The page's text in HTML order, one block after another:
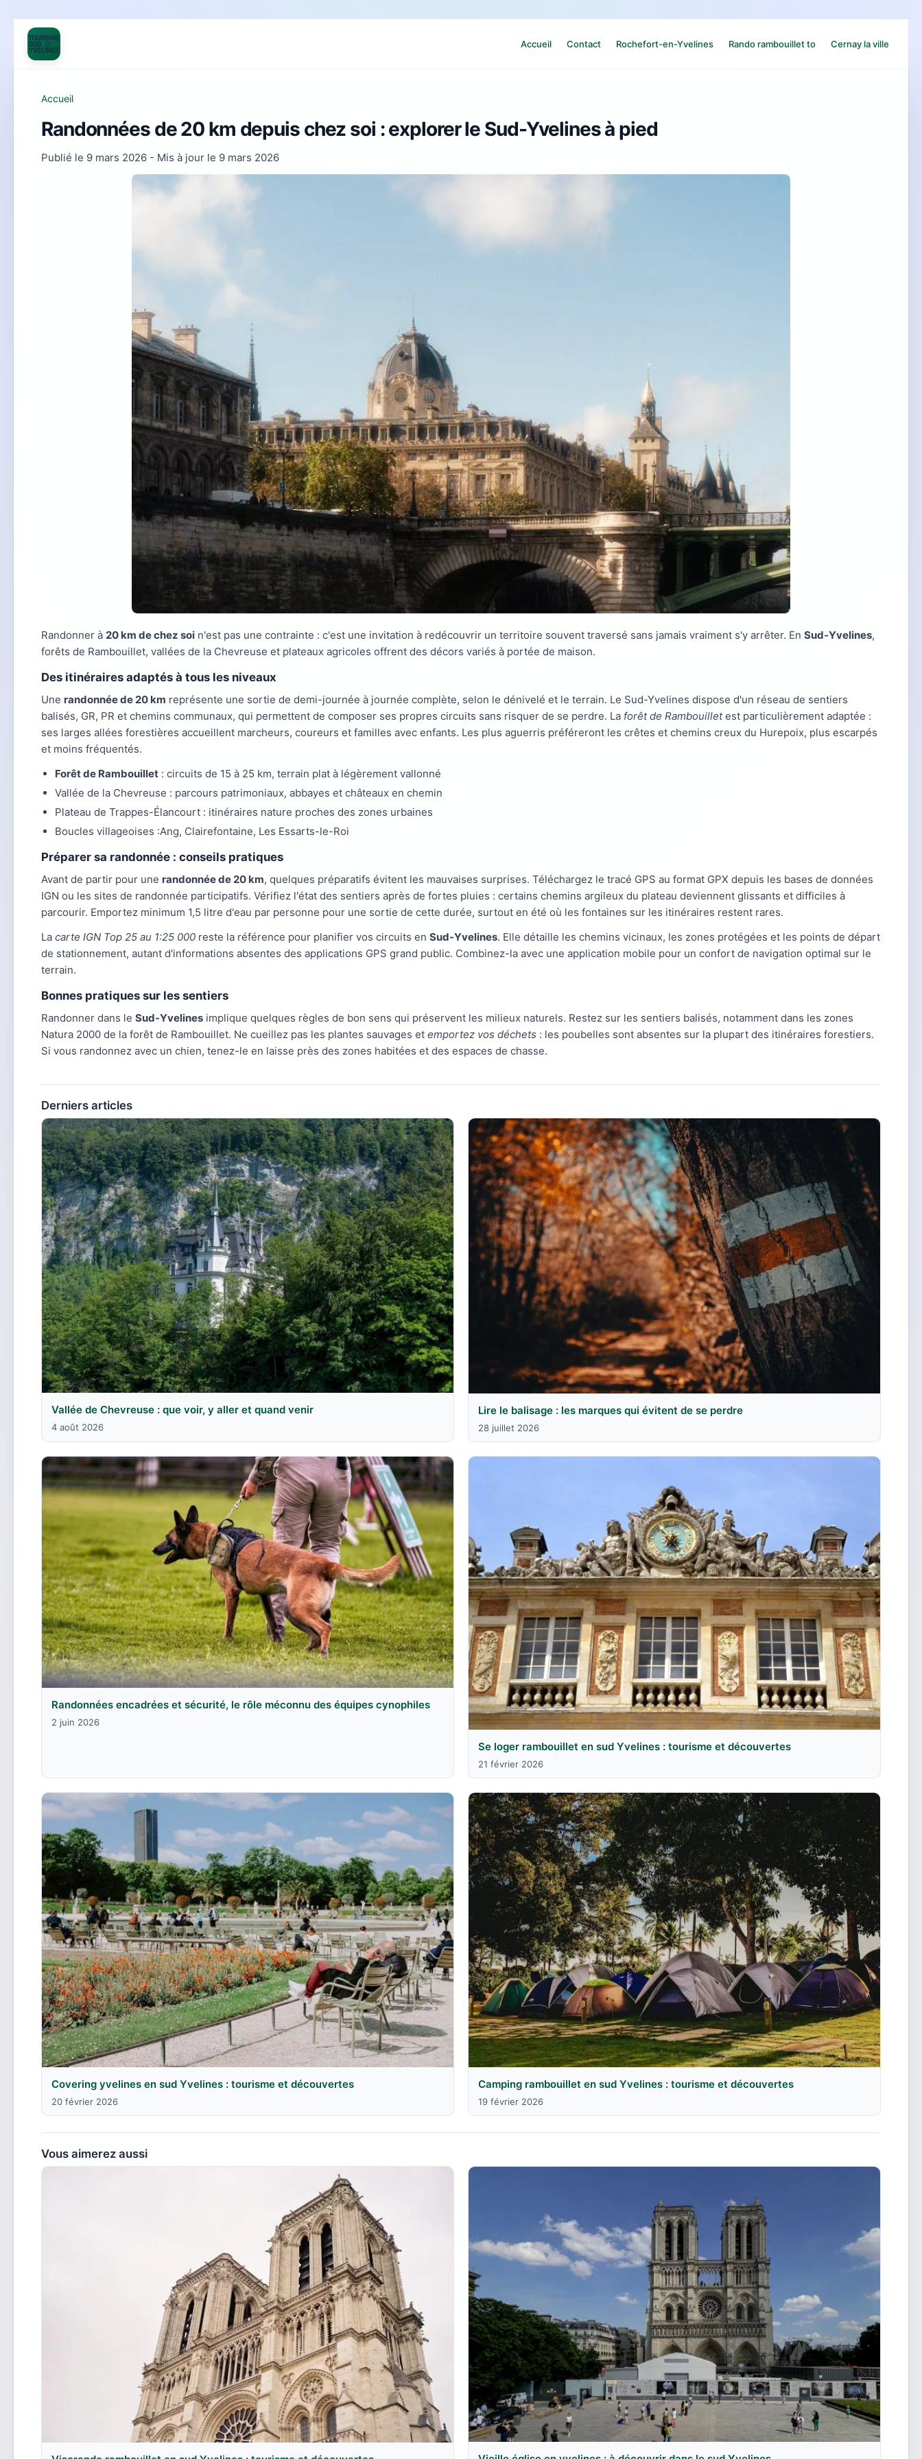
Accueil Contact Rochefort-en-Yvelines Rando rambouillet to Cernay la ville
Accueil
Randonnées de 20 km depuis chez soi : explorer le Sud-Yvelines à pied
Publié le 9 mars 2026 - Mis à jour le 9 mars 2026
Randonner à 20 km de chez soi n'est pas une contrainte : c'est une invitation à redécouvrir un territoire souvent traversé sans jamais vraiment s'y arrêter. En Sud-Yvelines,
forêts de Rambouillet, vallées de la Chevreuse et plateaux agricoles offrent des décors variés à portée de maison.
Des itinéraires adaptés à tous les niveaux
Une randonnée de 20 km représente une sortie de demi-journée à journée complète, selon le dénivelé et le terrain. Le Sud-Yvelines dispose d'un réseau de sentiers
balisés, GR, PR et chemins communaux, qui permettent de composer ses propres circuits sans risquer de se perdre. La forêt de Rambouilletest particulièrement adaptée :
ses larges allées forestières accueillent marcheurs, coureurs et familles avec enfants. Les plus aguerris préféreront les crêtes et chemins creux du Hurepoix, plus escarpés
et moins fréquentés.
Forêt de Rambouillet : circuits de 15 à 25 km, terrain plat à légèrement vallonné
Vallée de la Chevreuse : parcours patrimoniaux, abbayes et châteaux en chemin
Plateau de Trappes-Élancourt : itinéraires nature proches des zones urbaines
Boucles villageoises :Ang, Clairefontaine, Les Essarts-le-Roi
Préparer sa randonnée : conseils pratiques
Avant de partir pour une randonnée de 20 km, quelques préparatifs évitent les mauvaises surprises. Téléchargez le tracé GPS au format GPX depuis les bases de données
IGN ou les sites de randonnée participatifs. Vérifiez l'état des sentiers après de fortes pluies : certains chemins argileux du plateau deviennent glissants et difficiles à
parcourir. Emportez minimum 1,5 litre d'eau par personne pour une sortie de cette durée, surtout en été où les fontaines sur les itinéraires restent rares.
La carte IGN Top 25 au 1:25 000 reste la référence pour planifier vos circuits en Sud-Yvelines. Elle détaille les chemins vicinaux, les zones protégées et les points de départ
de stationnement, autant d'informations absentes des applications GPS grand public. Combinez-la avec une application mobile pour un confort de navigation optimal sur le
terrain.
Bonnes pratiques sur les sentiers
Randonner dans le Sud-Yvelines implique quelques règles de bon sens qui préservent les milieux naturels. Restez sur les sentiers balisés, notamment dans les zones
Natura 2000 de la forêt de Rambouillet. Ne cueillez pas les plantes sauvages et emportez vos déchets : les poubelles sont absentes sur la plupart des itinéraires forestiers.
Si vous randonnez avec un chien, tenez-le en laisse près des zones habitées et des espaces de chasse.
Derniers articles
Vallée de Chevreuse : que voir, y aller et quand venir
4 août 2026
Lire le balisage : les marques qui évitent de se perdre
28 juillet 2026
Randonnées encadrées et sécurité, le rôle méconnu des équipes cynophiles
2 juin 2026
Se loger rambouillet en sud Yvelines : tourisme et découvertes
21 février 2026
Covering yvelines en sud Yvelines : tourisme et découvertes
20 février 2026
Camping rambouillet en sud Yvelines : tourisme et découvertes
19 février 2026
Vous aimerez aussi